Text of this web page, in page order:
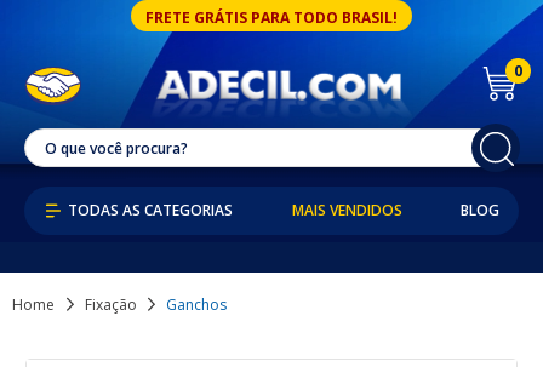
FRETE GRÁTIS PARA TODO BRASIL!
0
MAIS VENDIDOS BLOG
Home Fixação Ganchos